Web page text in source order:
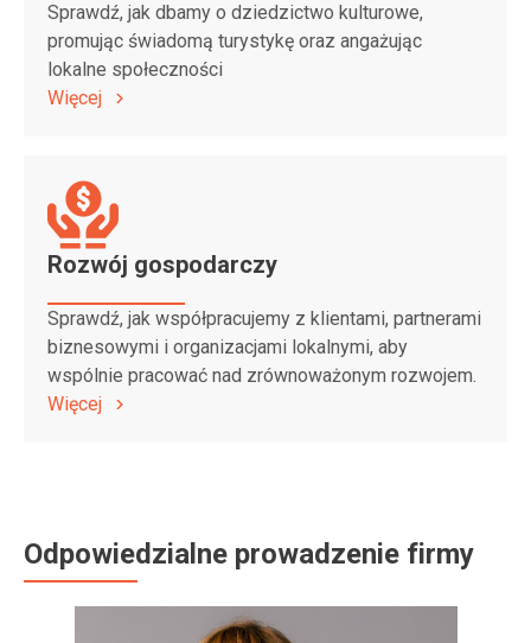
Sprawdź, jak dbamy o dziedzictwo kulturowe,
promując świadomą turystykę oraz angażując
lokalne społeczności
Więcej
Rozwój gospodarczy
Sprawdź, jak współpracujemy z klientami, partnerami
biznesowymi i organizacjami lokalnymi, aby
wspólnie pracować nad zrównoważonym rozwojem.
Więcej
Odpowiedzialne prowadzenie firmy